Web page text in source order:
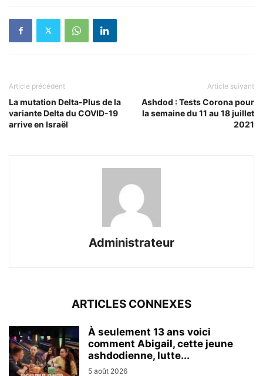
Article précédent
La mutation Delta-Plus de la
variante Delta du COVID-19
arrive en Israël
Article suivant
Ashdod : Tests Corona pour
la semaine du 11 au 18 juillet
2021
Administrateur
ARTICLES CONNEXES
À seulement 13 ans voici
comment Abigail, cette jeune
ashdodienne, lutte...
5 août 2026